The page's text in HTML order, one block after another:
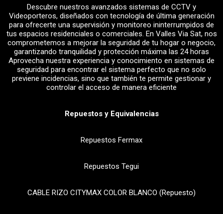
Descubre nuestros avanzados sistemas de CCTV y
Videoporteros, diseñados con tecnología de última generación
para ofrecerte una supervisión y monitoreo ininterrumpidos de
tus espacios residenciales o comerciales. En Valles Via Sat, nos
comprometemos a mejorar la seguridad de tu hogar o negocio,
garantizando tranquilidad y protección máxima las 24 horas
Aprovecha nuestra experiencia y conocimiento en sistemas de
seguridad para encontrar el sistema perfecto que no solo
previene incidencias, sino que también te permite gestionar y
controlar el acceso de manera eficiente
Repuestos y Equivalencias
Repuestos Fermax
Repuestos Tegui
CABLE RIZO CITYMAX COLOR BLANCO (Repuesto)